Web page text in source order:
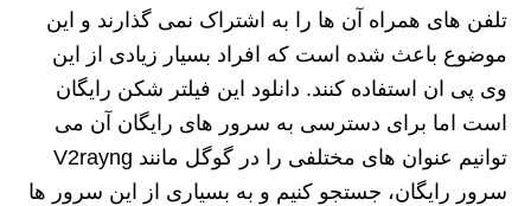
تلفن‌ های همراه آن ها را به اشتراک نمی گذارند و این
موضوع باعث شده است که افراد بسیار زیادی از این
وی پی ان استفاده کنند. دانلود این فیلتر شکن رایگان
است اما برای دسترسی به سرور های رایگان آن می
توانیم عنوان های مختلفی را در گوگل مانند V2rayng
سرور رایگان، جستجو کنیم و به بسیاری از این سرور ها